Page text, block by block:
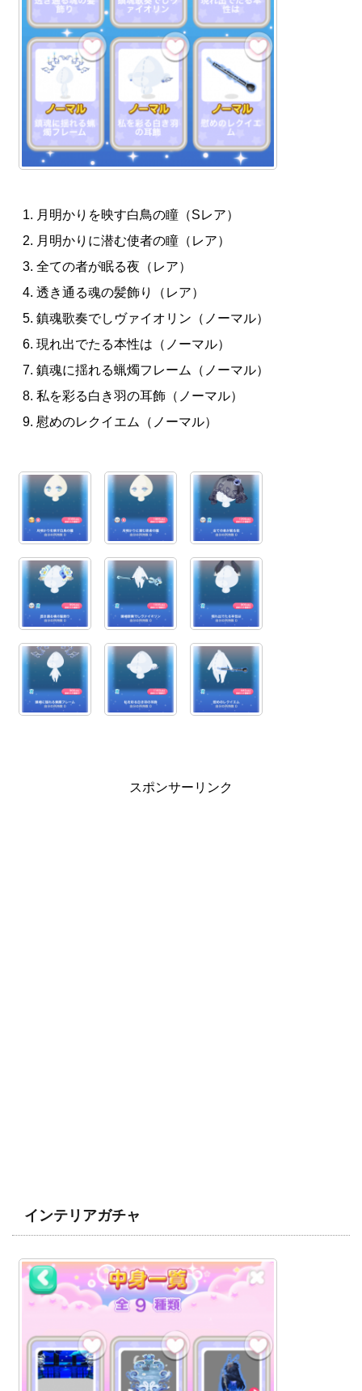
月明かりを映す白鳥の瞳（Sレア）
月明かりに潜む使者の瞳（レア）
全ての者が眠る夜（レア）
透き通る魂の髪飾り（レア）
鎮魂歌奏でしヴァイオリン（ノーマル）
現れ出でたる本性は（ノーマル）
鎮魂に揺れる蝋燭フレーム（ノーマル）
私を彩る白き羽の耳飾（ノーマル）
慰めのレクイエム（ノーマル）
スポンサーリンク
インテリアガチャ